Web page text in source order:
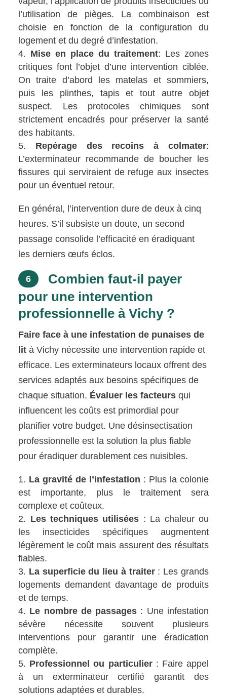
l’utilisation de pièges. La combinaison est
choisie en fonction de la configuration du
logement et du degré d’infestation.
Mise en place du traitement: Les zones
critiques font l’objet d’une intervention ciblée.
On traite d’abord les matelas et sommiers,
puis les plinthes, tapis et tout autre objet
suspect. Les protocoles chimiques sont
strictement encadrés pour préserver la santé
des habitants.
Repérage des recoins à colmater:
L’exterminateur recommande de boucher les
fissures qui serviraient de refuge aux insectes
pour un éventuel retour.
En général, l’intervention dure de deux à cinq
heures. S’il subsiste un doute, un second
passage consolide l’efficacité en éradiquant
les derniers œufs éclos.
6
Combien faut-il payer
pour une intervention
professionnelle à Vichy ?
Faire face à une infestation de punaises de
lit à Vichy nécessite une intervention rapide et
efficace. Les exterminateurs locaux offrent des
services adaptés aux besoins spécifiques de
chaque situation. Évaluer les facteurs qui
influencent les coûts est primordial pour
planifier votre budget. Une désinsectisation
professionnelle est la solution la plus fiable
pour éradiquer durablement ces nuisibles.
La gravité de l’infestation : Plus la colonie
est importante, plus le traitement sera
complexe et coûteux.
Les techniques utilisées : La chaleur ou
les insecticides spécifiques augmentent
légèrement le coût mais assurent des résultats
fiables.
La superficie du lieu à traiter: Les grands
logements demandent davantage de produits
et de temps.
Le nombre de passages : Une infestation
sévère nécessite souvent plusieurs
interventions pour garantir une éradication
complète.
Professionnel ou particulier: Faire appel
à un exterminateur certifié garantit des
solutions adaptées et durables.